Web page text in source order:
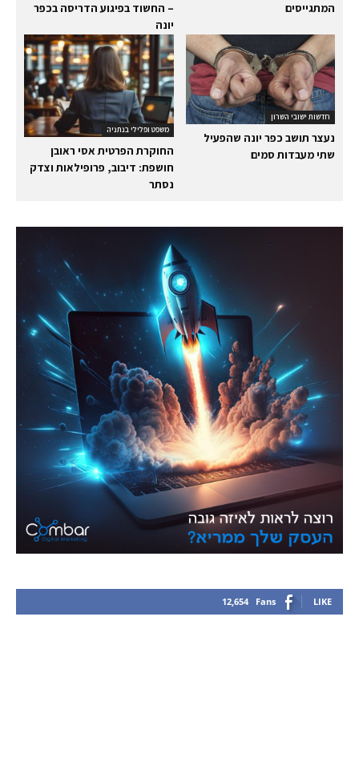
– החשוד בפיגוע הדריסה בכפר
יונה
המתגייסים
משפט ופלילי בנתניה
החוקרת הפרטית אסי ראובן
חושפת: דיבוב, פרופילאות וצדק
נסתר
חדשות ישובי השרון
נעצר תושב כפר יונה שהפעיל
שתי מעבדות סמים
12,654 Fans LIKE